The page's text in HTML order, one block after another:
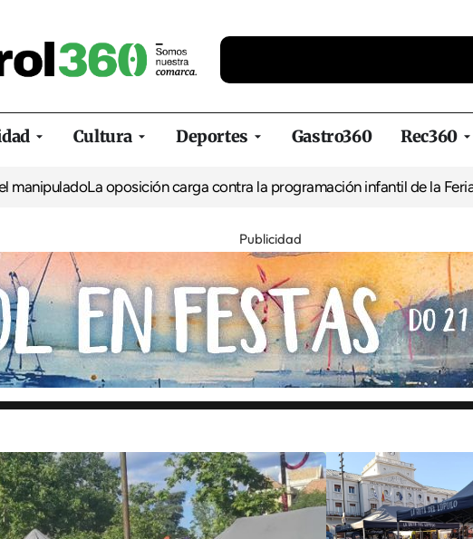
Cultura Deportes Gastro360 Rec360
La oposición carga contra la programación infantil de la Feria de la
Publicidad